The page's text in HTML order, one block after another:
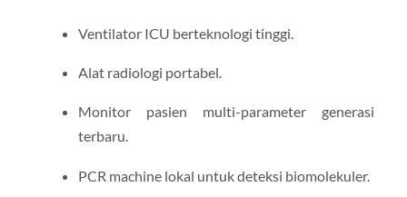
Ventilator ICU berteknologi tinggi.
Alat radiologi portabel.
Monitor pasien multi-parameter generasi
terbaru.
PCR machine lokal untuk deteksi biomolekuler.